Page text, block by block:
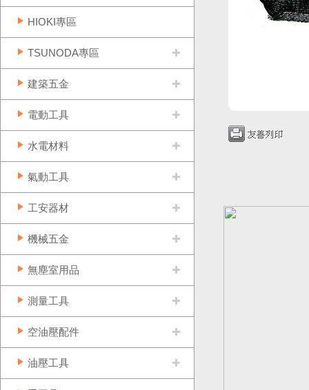
HIOKI專區
TSUNODA專區
建築五金
電動工具
水電材料
氣動工具
工安器材
機械五金
無塵室用品
測量工具
空油壓配件
油壓工具